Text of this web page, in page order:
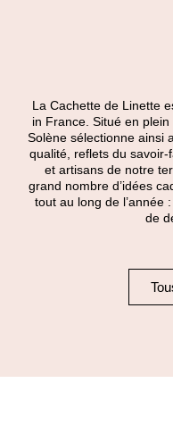
La Cachette de Linette
in France. Situé en
Solène sélectionne ainsi
qualité, reflets du
et artisans de notre
grand nombre d’idées
tout au long de l’année
de